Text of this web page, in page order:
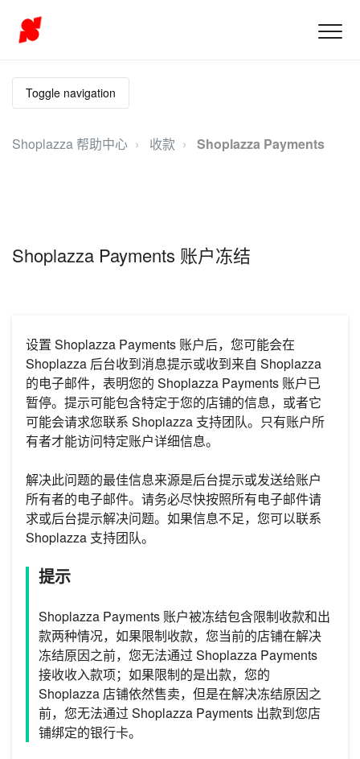
Toggle navigation
Shoplazza 帮助中心 收款 Shoplazza Payments
Shoplazza Payments 账户冻结
设置 Shoplazza Payments 账户后，您可能会在
Shoplazza 后台收到消息提示或收到来自 Shoplazza
的电子邮件，表明您的 Shoplazza Payments 账户已
暂停。提示可能包含特定于您的店铺的信息，或者它
可能会请求您联系 Shoplazza 支持团队。只有账户所
有者才能访问特定账户详细信息。
解决此问题的最佳信息来源是后台提示或发送给账户
所有者的电子邮件。请务必尽快按照所有电子邮件请
求或后台提示解决问题。如果信息不足，您可以联系
Shoplazza 支持团队。
提示
Shoplazza Payments 账户被冻结包含限制收款和出
款两种情况，如果限制收款，您当前的店铺在解决
冻结原因之前，您无法通过 Shoplazza Payments
接收收入款项；如果限制的是出款，您的
Shoplazza 店铺依然售卖，但是在解决冻结原因之
前，您无法通过 Shoplazza Payments 出款到您店
铺绑定的银行卡。